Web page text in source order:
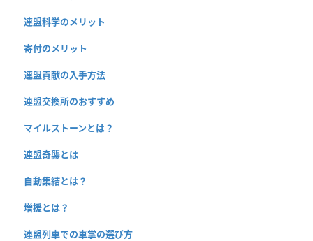
連盟科学のメリット
寄付のメリット
連盟貢献の入手方法
連盟交換所のおすすめ
マイルストーンとは？
連盟奇襲とは
自動集結とは？
増援とは？
連盟列車での車掌の選び方